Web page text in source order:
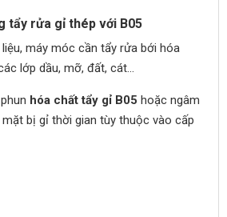
tẩy rửa gỉ thép với B05
máy móc cần tẩy rửa bới hóa
lớp dầu, mỡ, đất, cát...
hóa chất tẩy gỉ B05 hoặc ngâm
bị gỉ thời gian tùy thuộc vào cấp